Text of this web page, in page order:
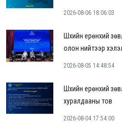
2026-08-06 18:06:03
Шүүхийн ерөнхий
олон нийтээр
2026-08-05 14:48:54
Шүүхийн ерөнхий
хуралдааны тов
2026-08-04 17:54:00